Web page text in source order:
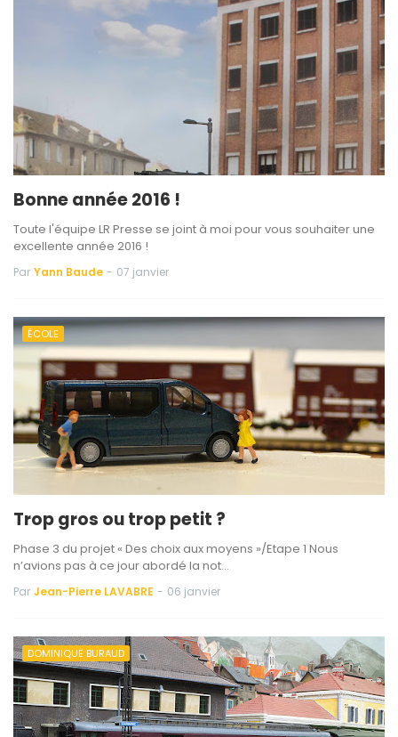
Bonne année 2016 !
Toute l'équipe LR Presse se joint à moi pour vous souhaiter une
excellente année 2016 !
Par Yann Baude - 07 janvier
ÉCOLE
Trop gros ou trop petit ?
Phase 3 du projet « Des choix aux moyens »/Etape 1 Nous
n’avions pas à ce jour abordé la not…
Par Jean-Pierre LAVABRE - 06 janvier
DOMINIQUE BURAUD